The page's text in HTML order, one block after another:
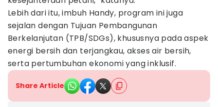
Lebih dari itu, imbuh Handy, program ini juga
sejalan dengan Tujuan Pembangunan
Berkelanjutan (TPB/SDGs), khususnya pada aspek
energi bersih dan terjangkau, akses air bersih,
serta pertumbuhan ekonomi yang inklusif.
Share Article